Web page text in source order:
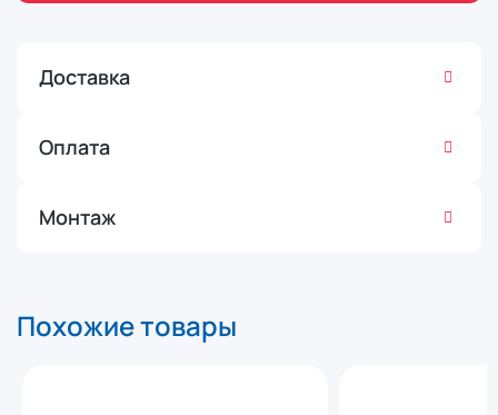
Доставка
Оплата
Монтаж
Похожие товары